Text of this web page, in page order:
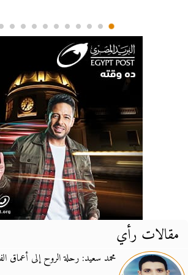
مقالات رأي
محمد سعيد: رحلة الروح إلى أعماق